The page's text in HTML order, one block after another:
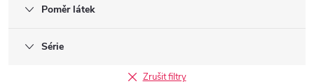
Poměr látek
Série
Zrušit filtry